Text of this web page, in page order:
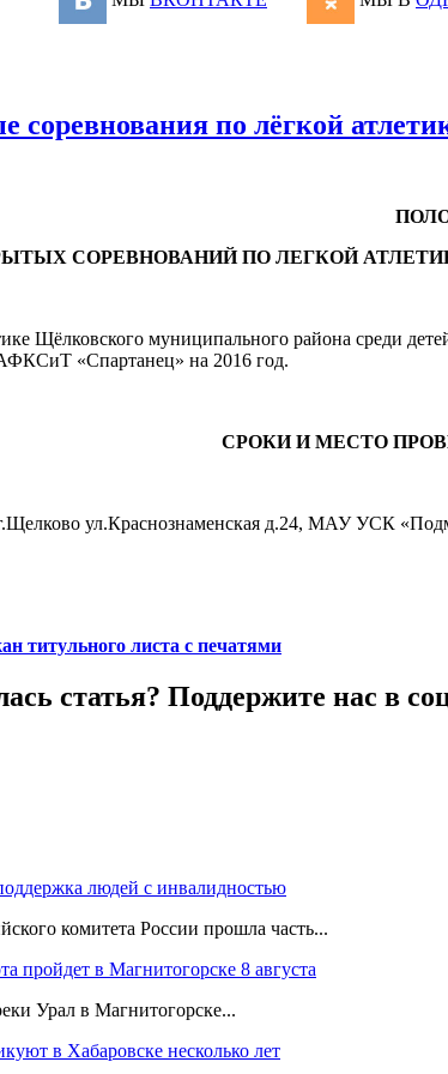
соревнования по лёгкой
СОРЕВНОВАНИЙ ПО ЛЕГКОЙ
Щёлковского муниципального района среди
«Спартанец» на 2016 год.
СРОКИ И МЕСТО
ул.Краснознаменская д.24, МАУ УСК
титульного листа с печатями
статья? Поддержите нас в
людей с инвалидностью
комитета России прошла часть...
пройдет в Магнитогорске 8 августа
Урал в Магнитогорске...
в Хабаровске несколько лет